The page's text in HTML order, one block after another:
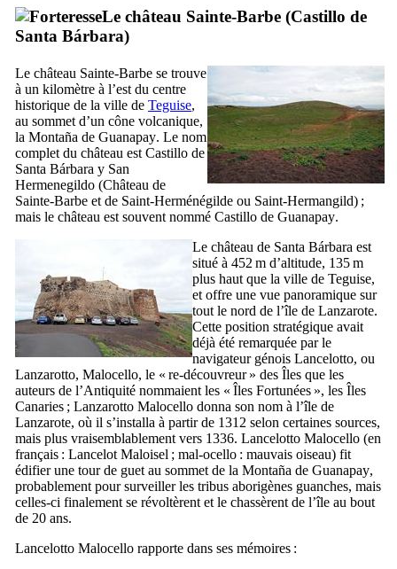
Le château Sainte-Barbe (Castillo de
Santa Bárbara)
Le château Sainte-Barbe se trouve
à un kilomètre à l’est du centre
historique de la ville de Teguise,
au sommet d’un cône volcanique,
la Montaña de Guanapay. Le nom
complet du château est Castillo de
Santa Bárbara y San
Hermenegildo (Château de
Sainte-Barbe et de Saint-Herménégilde ou Saint-Hermangild) ;
mais le château est souvent nommé Castillo de Guanapay.
Le château de Santa Bárbara est
situé à 452 m d’altitude, 135 m
plus haut que la ville de Teguise,
et offre une vue panoramique sur
tout le nord de l’île de Lanzarote.
Cette position stratégique avait
déjà été remarquée par le
navigateur génois Lancelotto, ou
Lanzarotto, Malocello, le « re-découvreur » des Îles que les
auteurs de l’Antiquité nommaient les « Îles Fortunées », les Îles
Canaries ; Lanzarotto Malocello donna son nom à l’île de
Lanzarote, où il s’installa à partir de 1312 selon certaines sources,
mais plus vraisemblablement vers 1336. Lancelotto Malocello (en
français : Lancelot Maloisel ; mal-ocello : mauvais oiseau) fit
édifier une tour de guet au sommet de la Montaña de Guanapay,
probablement pour surveiller les tribus aborigènes guanches, mais
celles-ci finalement se révoltèrent et le chassèrent de l’île au bout
de 20 ans.
Lancelotto Malocello rapporte dans ses mémoires :